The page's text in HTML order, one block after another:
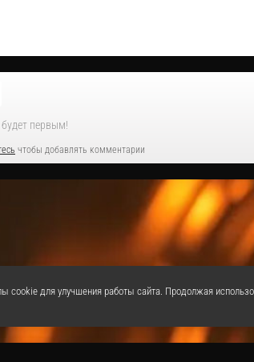
первым!
чтобы добавлять комментарии
cookie для улучшения работы сайта. Продолжая